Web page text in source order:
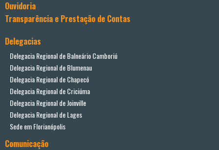
Ouvidoria
Transparência e Prestação de Contas
Delegacias
Delegacia Regional de Balneário Camboriú
Delegacia Regional de Blumenau
Delegacia Regional de Chapecó
Delegacia Regional de Criciúma
Delegacia Regional de Joinville
Delegacia Regional de Lages
Sede em Florianópolis
Comunicação